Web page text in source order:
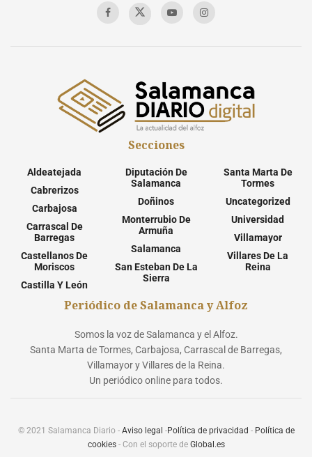
Secciones
Aldeatejada
Cabrerizos
Carbajosa
Carrascal De
Barregas
Castellanos De
Moriscos
Castilla Y León
Diputación De
Salamanca
Doñinos
Monterrubio De
Armuña
Salamanca
San Esteban De La
Sierra
Santa Marta De
Tormes
Uncategorized
Universidad
Villamayor
Villares De La
Reina
Periódico de Salamanca y Alfoz
Somos la voz de Salamanca y el Alfoz.
Santa Marta de Tormes, Carbajosa, Carrascal de Barregas,
Villamayor y Villares de la Reina.
Un periódico online para todos.
© 2021 Salamanca Diario - Aviso legal -Política de privacidad - Política de
cookies- Con el soporte de Global.es